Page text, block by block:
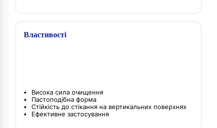
Властивості
Висока сила очищення
Пастоподібна форма
Стійкість до стікання на вертикальних поверхнях
Ефективне застосування